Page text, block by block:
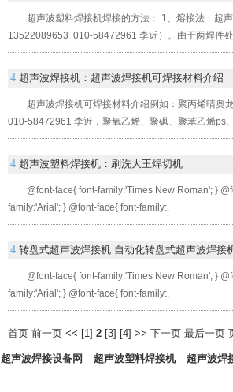
超声波塑料焊接机焊接的方法： 1、熔接法：
13522089653 010-58472961 李近）。由于两焊件
4 超声波焊接机：超声波焊接机可焊接材料介绍
超声波焊接机可焊接材料介绍例如：聚丙烯晴
010-58472961 李近，聚氧乙烯、聚砜、聚苯乙烯ps
4 超声波塑料焊接机：刷洗大王焊切机
@font-face{ font-family:'Times New Roman'; }
family:'Arial'; } @font-face{ font-family:.
4 转盘式超声波焊接机 自动化转盘式超声波焊接
@font-face{ font-family:'Times New Roman'; }
family:'Arial'; } @font-face{ font-family:.
首页 前一页 << [1] 2 [3] [4] >> 下一页 最后一页
超声波焊接设备网 超声波塑料焊接机 超声波焊